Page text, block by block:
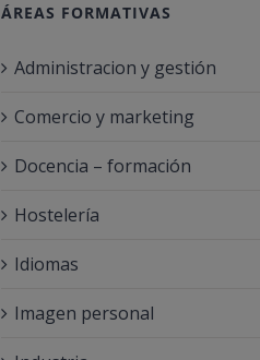
ÁREAS FORMATIVAS
Administracion y gestión
Comercio y marketing
Docencia – formación
Hostelería
Idiomas
Imagen personal